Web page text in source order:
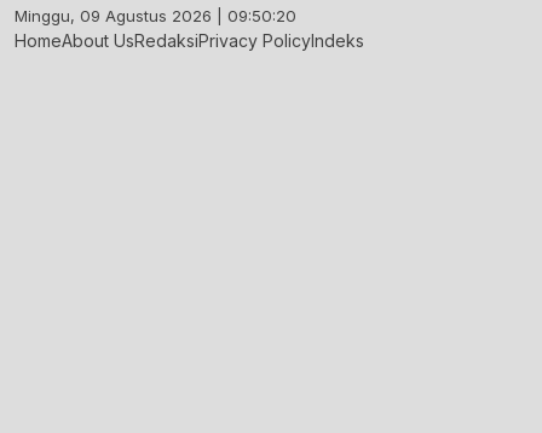
Skip
to
Minggu, 09 Agustus 2026 | 09:50:21
HomeAbout UsRedaksiPrivacy PolicyIndeks